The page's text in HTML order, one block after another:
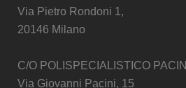
Via Pietro Rondoni 1,
20146 Milano
C/O POLISPECIALISTICO PACINI
Via Giovanni Pacini, 15